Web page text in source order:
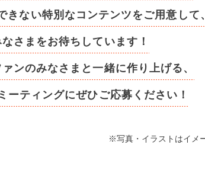
きない特別なコンテンツをご用意して、
さまをお待ちしています！
ァンのみなさまと一緒に作り上げる、
ーティングにぜひご応募ください！
※写真・イラストはイメ